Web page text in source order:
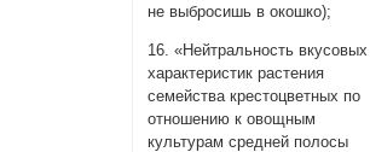
не выбросишь в окошко);
16. «Нейтральность вкусовых
характеристик растения
семейства крестоцветных по
отношению к овощным
культурам средней полосы